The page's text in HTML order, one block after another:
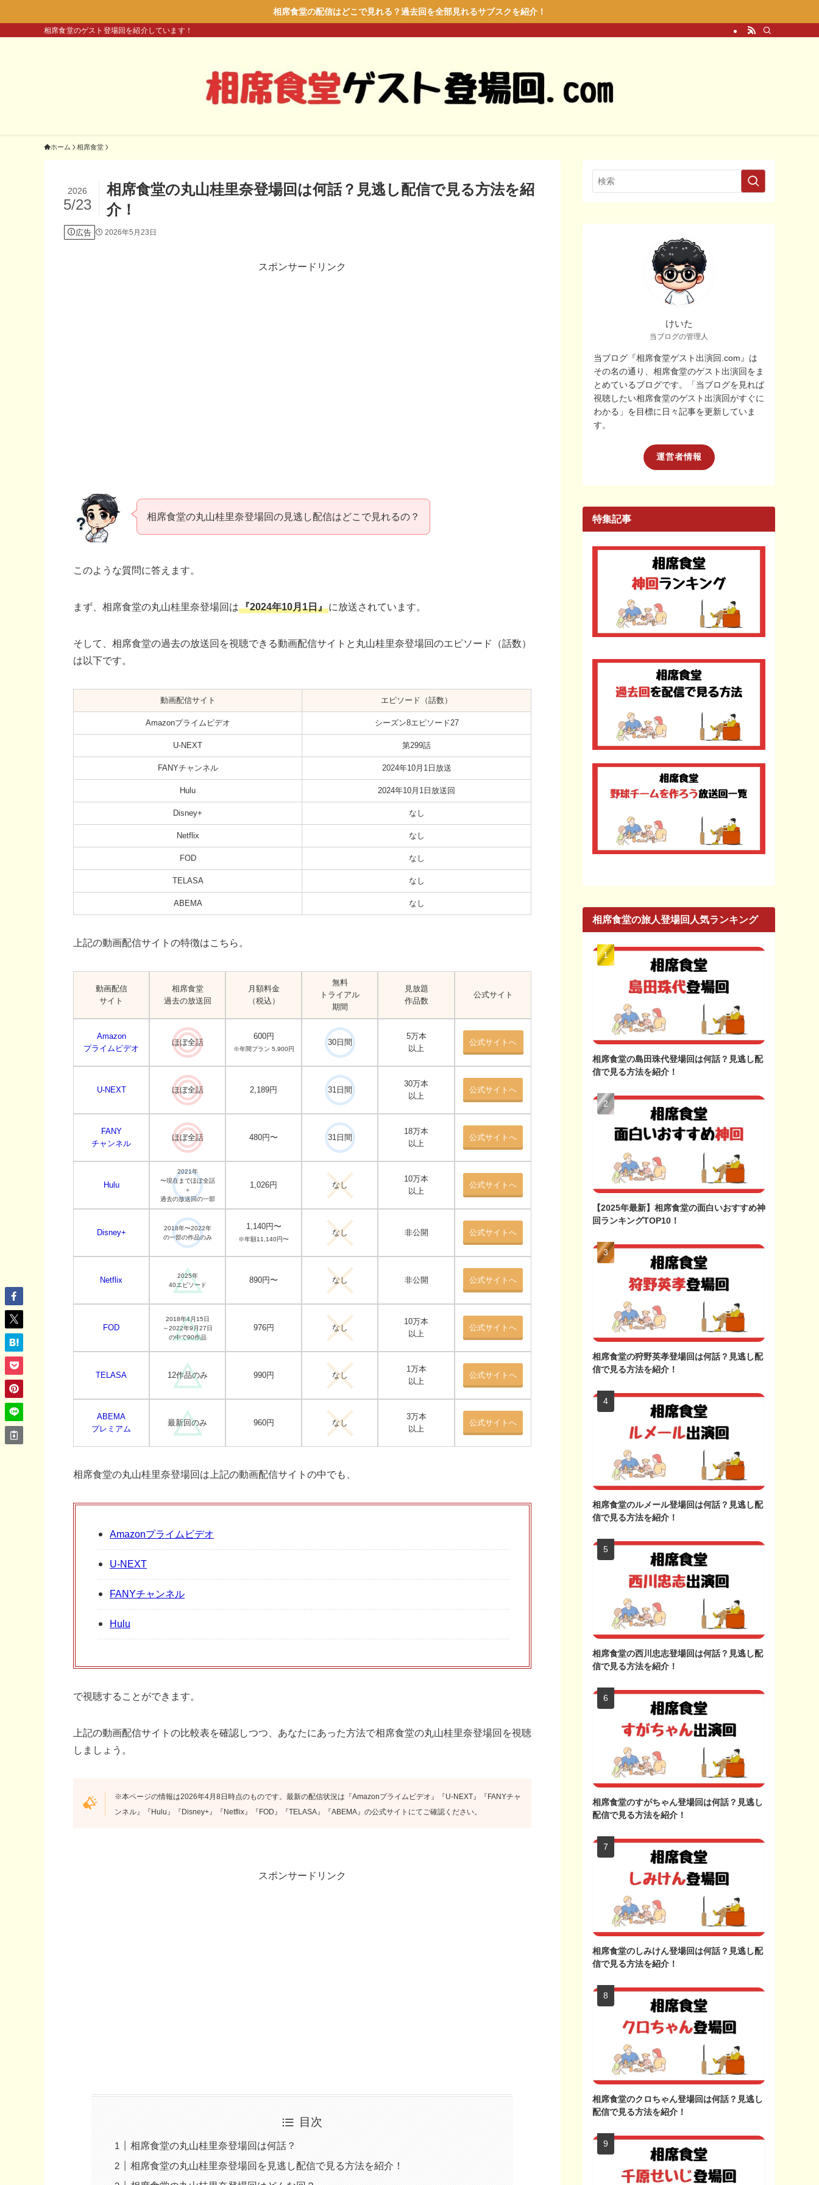
相席食堂の配信はどこで見れる？過去回を全部見れるサブスクを紹介！
相席食堂のゲスト登場回を紹介しています！
ホーム 相席食堂
相席食堂の丸山桂里奈登場回は何話？見逃し配信で見る方法を紹
介！
2026
5/23
広告 2026年5月23日
スポンサードリンク
相席食堂の丸山桂里奈登場回の見逃し配信はどこで見れるの？
このような質問に答えます。
まず、相席食堂の丸山桂里奈登場回は『2024年10月1日』に放送されています。
そして、相席食堂の過去の放送回を視聴できる動画配信サイトと丸山桂里奈登場回のエピソード（話数）
は以下です。
動画配信サイト エピソード（話数）
Amazonプライムビデオ シーズン8エピソード27
U-NEXT 第299話
FANYチャンネル 2024年10月1日放送
Hulu 2024年10月1日放送回
Disney+ なし
Netflix なし
FOD なし
TELASA なし
ABEMA なし
上記の動画配信サイトの特徴はこちら。
動画配信
サイト
相席食堂
過去の放送回
月額料金
（税込）
無料
トライアル
期間
見放題
作品数
公式サイト
Amazon
プライムビデオ
ほぼ全話
600円
※年間プラン 5,900円
30日間
5万本
以上
公式サイトへ
U-NEXT ほぼ全話 2,189円 31日間
30万本
以上
公式サイトへ
FANY
チャンネル
ほぼ全話 480円〜 31日間
18万本
以上
公式サイトへ
Hulu
2021年
〜現在までほぼ全話
＋
過去の放送回の一部
1,026円 なし
10万本
以上
公式サイトへ
Disney+
2018年〜2022年
の一部の作品のみ
1,140円〜
※年額11,140円〜
なし 非公開 公式サイトへ
Netflix
2025年
40エピソード
890円〜 なし 非公開 公式サイトへ
FOD
2018年4月15日
～2022年9月27日
の中で90作品
976円 なし
10万本
以上
公式サイトへ
TELASA 12作品のみ 990円 なし
1万本
以上
公式サイトへ
ABEMA
プレミアム
最新回のみ 960円 なし
3万本
以上
公式サイトへ
相席食堂の丸山桂里奈登場回は上記の動画配信サイトの中でも、
Amazonプライムビデオ
U-NEXT
FANYチャンネル
Hulu
で視聴することができます。
上記の動画配信サイトの比較表を確認しつつ、あなたにあった方法で相席食堂の丸山桂里奈登場回を視聴
しましょう。
※本ページの情報は2026年4月8日時点のものです。最新の配信状況は『Amazonプライムビデオ』『U-NEXT』『FANYチャ
ンネル』『Hulu』『Disney+』『Netflix』『FOD』『TELASA』『ABEMA』の公式サイトにてご確認ください。
スポンサードリンク
目次
相席食堂の丸山桂里奈登場回は何話？
相席食堂の丸山桂里奈登場回を見逃し配信で見る方法を紹介！
けいた
当ブログの管理人
当ブログ『相席食堂ゲスト出演回.com』は
その名の通り、相席食堂のゲスト出演回をま
とめているブログです。「当ブログを見れば
視聴したい相席食堂のゲスト出演回がすぐに
わかる」を目標に日々記事を更新していま
す。
運営者情報
特集記事
相席食堂の旅人登場回人気ランキング
相席食堂の島田珠代登場回は何話？見逃し配
信で見る方法を紹介！
【2025年最新】相席食堂の面白いおすすめ神
回ランキングTOP10！
相席食堂の狩野英孝登場回は何話？見逃し配
信で見る方法を紹介！
相席食堂のルメール登場回は何話？見逃し配
信で見る方法を紹介！
相席食堂の西川忠志登場回は何話？見逃し配
信で見る方法を紹介！
相席食堂のすがちゃん登場回は何話？見逃し
配信で見る方法を紹介！
相席食堂のしみけん登場回は何話？見逃し配
信で見る方法を紹介！
相席食堂のクロちゃん登場回は何話？見逃し
配信で見る方法を紹介！